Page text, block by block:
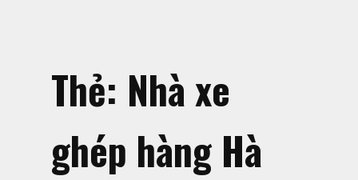
Thẻ: Nhà xe
ghép hàng Hà